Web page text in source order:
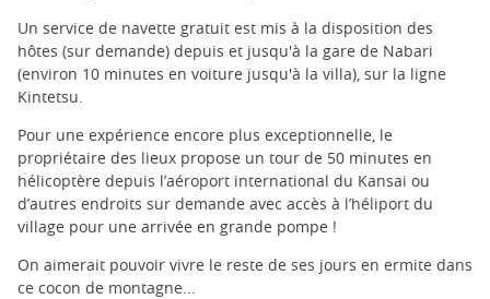
Un service de navette gratuit est mis à la disposition des
hôtes (sur demande) depuis et jusqu'à la gare de Nabari
(environ 10 minutes en voiture jusqu'à la villa), sur la ligne
Kintetsu.
Pour une expérience encore plus exceptionnelle, le
propriétaire des lieux propose un tour de 50 minutes en
hélicoptère depuis l’aéroport international du Kansai ou
d’autres endroits sur demande avec accès à l’héliport du
village pour une arrivée en grande pompe !
On aimerait pouvoir vivre le reste de ses jours en ermite dans
ce cocon de montagne...